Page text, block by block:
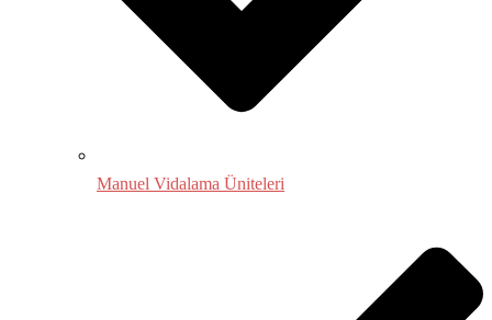
Manuel Vidalama Üniteleri